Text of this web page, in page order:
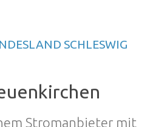
SCHLESWIG
Stromanbieter mit